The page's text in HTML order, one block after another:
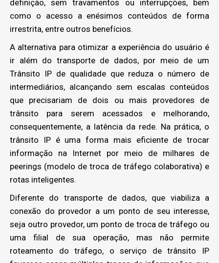
definição, sem travamentos ou interrupções, bem
como o acesso a enésimos conteúdos de forma
irrestrita, entre outros benefícios.
A alternativa para otimizar a experiência do usuário é
ir além do transporte de dados, por meio de um
Trânsito IP de qualidade que reduza o número de
intermediários, alcançando sem escalas conteúdos
que precisariam de dois ou mais provedores de
trânsito para serem acessados e melhorando,
consequentemente, a latência da rede. Na prática, o
trânsito IP é uma forma mais eficiente de trocar
informação na Internet por meio de milhares de
peerings (modelo de troca de tráfego colaborativa) e
rotas inteligentes.
Diferente do transporte de dados, que viabiliza a
conexão do provedor a um ponto de seu interesse,
seja outro provedor, um ponto de troca de tráfego ou
uma filial de sua operação, mas não permite
roteamento do tráfego, o serviço de trânsito IP